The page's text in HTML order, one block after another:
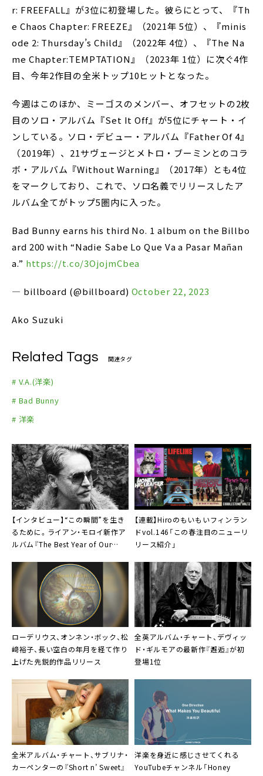
r: FREEFALL』が3位に初登場した。彼らにとって、『Th
e Chaos Chapter: FREEZE』（2021年 5位）、『minis
ode 2: Thursday’s Child』（2022年 4位）、『The Na
me Chapter:TEMPTATION』（2023年 1位）に次ぐ4作
目、今年2作目の全米トップ10ヒットとなった。
今週はこのほか、ミーゴスのメンバー、オフセットの2枚
目のソロ・アルバム『Set It Off』が5位にチャート・イ
ンしている。ソロ・デビュー・アルバム『Father Of 4』
（2019年）、21サヴェージとメトロ・ブーミンとのコラ
ボ・アルバム『Without Warning』（2017年）とも4位
をマークしており、これで、ソロ名義でリリースしたア
ルバム全てがトップ5圏内に入った。
Bad Bunny earns his third No. 1 album on the Billbo
ard 200 with “Nadie Sabe Lo Que Va a Pasar Mañan
a.” https://t.co/3OjojmCbea
— billboard (@billboard) October 22, 2023
Ako Suzuki
Related Tags 関連タグ
# V.A.(洋楽)
# Bad Bunny
# 洋楽
【インタビュー】“この瞬間”を生き
るために。ライアン・モロイ新作ア
ルバム『The Best Year of Our
【連載】Hiroのもいもいフィンラン
ドvol.146「この春注目のニューリ
リース紹介」
ローデリウス、オンネン・ボック、松
﨑裕子、長い空白の年月を経て作り
上げた先鋭的作品リリース
全英アルバム・チャート、デヴィッ
ド・ギルモアの最新作『邂逅』が初
登場1位
全米アルバム・チャート、サブリナ・
カーペンターの『Short n’ Sweet』
洋楽を身近に感じさせてくれる
YouTubeチャンネル「Honey